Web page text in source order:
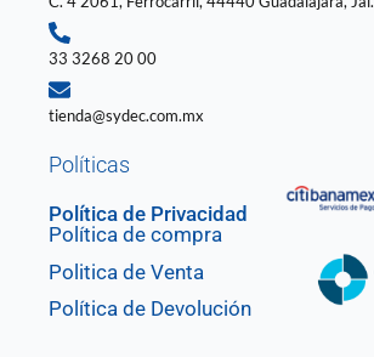
33 3268 20 00
tienda@sydec.com.mx
Políticas
Política de Privacidad
Política de compra
Politica de Venta
Política de Devolución